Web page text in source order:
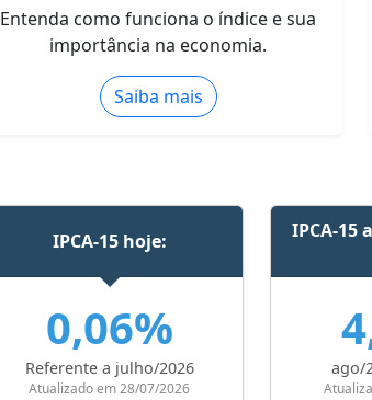
Entenda como funciona o índice e sua
importância na economia.
Saiba mais
IPCA-15 hoje:
0,06%
Referente a julho/2026
Atualizado em 28/07/2026
IPCA-15
ago/